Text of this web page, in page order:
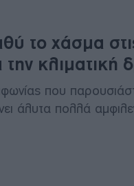
το χάσμα
την κλιματική
που
άλυτα πολλά